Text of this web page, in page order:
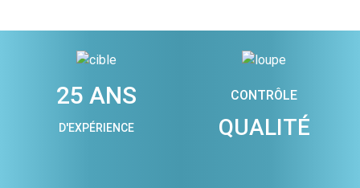
25 ANS
D'EXPÉRIENCE
CONTRÔLE
QUALITÉ